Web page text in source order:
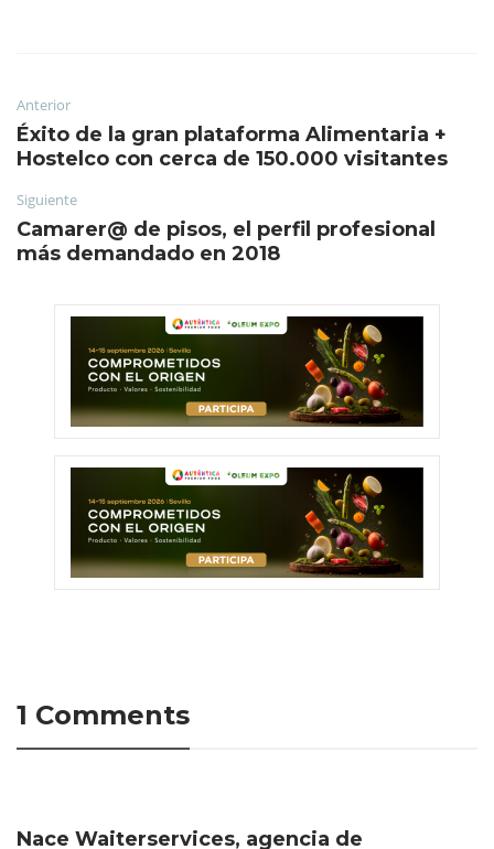
Anterior
Éxito de la gran plataforma Alimentaria +
Hostelco con cerca de 150.000 visitantes
Siguiente
Camarer@ de pisos, el perfil profesional
más demandado en 2018
1 Comments
Nace Waiterservices, agencia de